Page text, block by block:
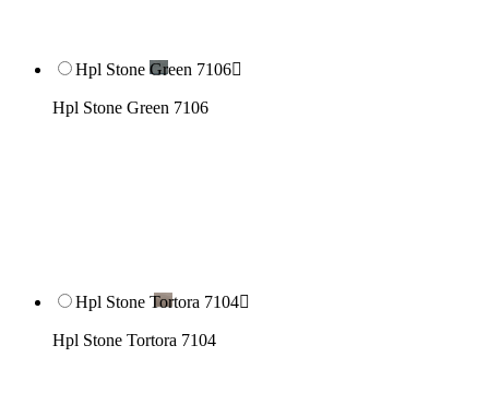
Hpl Stone Green 7106
Hpl Stone Green 7106
Hpl Stone Tortora 7104
Hpl Stone Tortora 7104